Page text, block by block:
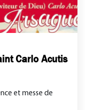
Carlo Acutis
et messe de